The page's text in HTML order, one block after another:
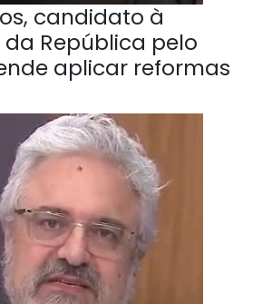
candidato à
República pelo
aplicar reformas